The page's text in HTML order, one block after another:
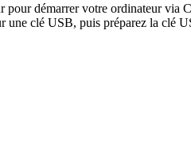
pour démarrer votre ordinateur
une clé USB, puis préparez la clé